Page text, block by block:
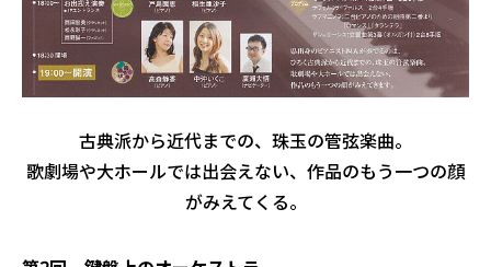
古典派から近代までの、珠玉の管弦楽曲。
歌劇場や大ホールでは出会えない、作品のもう一つの顔
がみえてくる。